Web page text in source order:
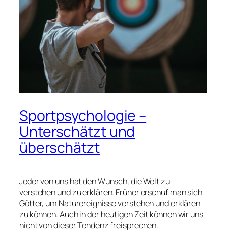
Sportpsychologie –
Unterschätzt und
überschätzt
Jeder von uns hat den Wunsch, die Welt zu
verstehen und zu erklären. Früher erschuf man sich
Götter, um Naturereignisse verstehen und erklären
zu können. Auch in der heutigen Zeit können wir uns
nicht von dieser Tendenz freisprechen.